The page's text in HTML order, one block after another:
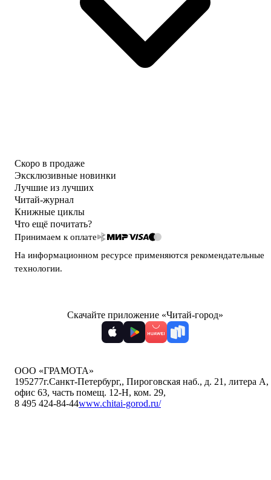
Скоро в продаже
Эксклюзивные новинки
Лучшие из лучших
Читай-журнал
Книжные циклы
Что ещё почитать?
Принимаем к оплате
На информационном ресурсе применяются рекомендательные
технологии.
Скачайте приложение «Читай-город»
ООО «ГРАМОТА»
195277г.Санкт-Петербург,, Пироговская наб., д. 21, литера А,
офис 63, часть помещ. 12-Н, ком. 29,
8 495 424-84-44www.chitai-gorod.ru/